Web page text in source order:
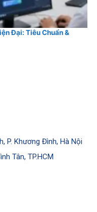
Đại: Tiêu Chuẩn &
P. Khương Đình, Hà Nội
Tân, TP.HCM